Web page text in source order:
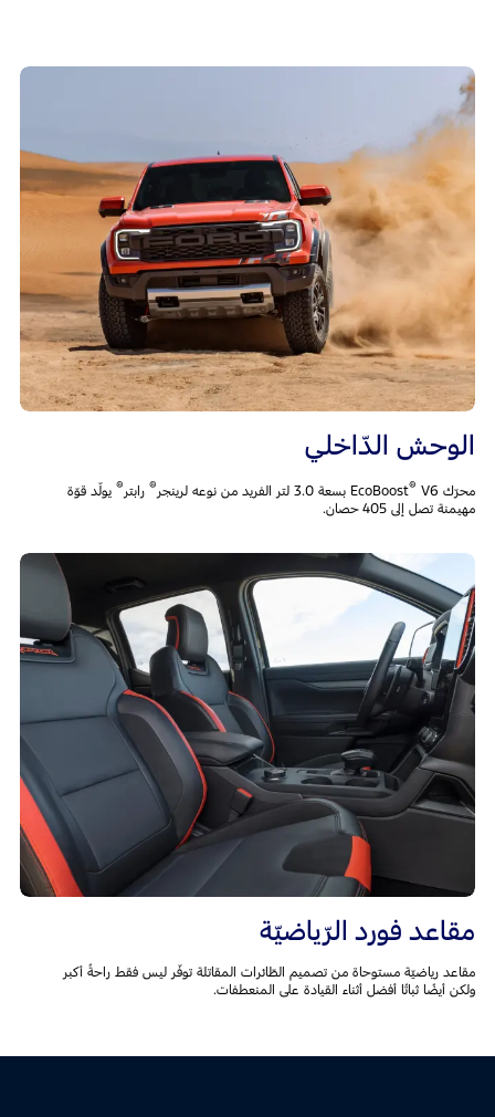
الوحش الدّاخلي
محرّك EcoBoost ® V6 بسعة 3.0 لتر الفريد من نوعه لرينجر ®رابتر ®يولّد قوّة
مهيمنة تصل إلى 405 حصان.
مقاعد فورد الرّياضيّة
مقاعد رياضيّة مستوحاة من تصميم الطّائرات المقاتلة توفّر ليس فقط راحةً أكبر
ولكن أيضًا ثباتًا أفضل أثناء القيادة على المنعطفات.